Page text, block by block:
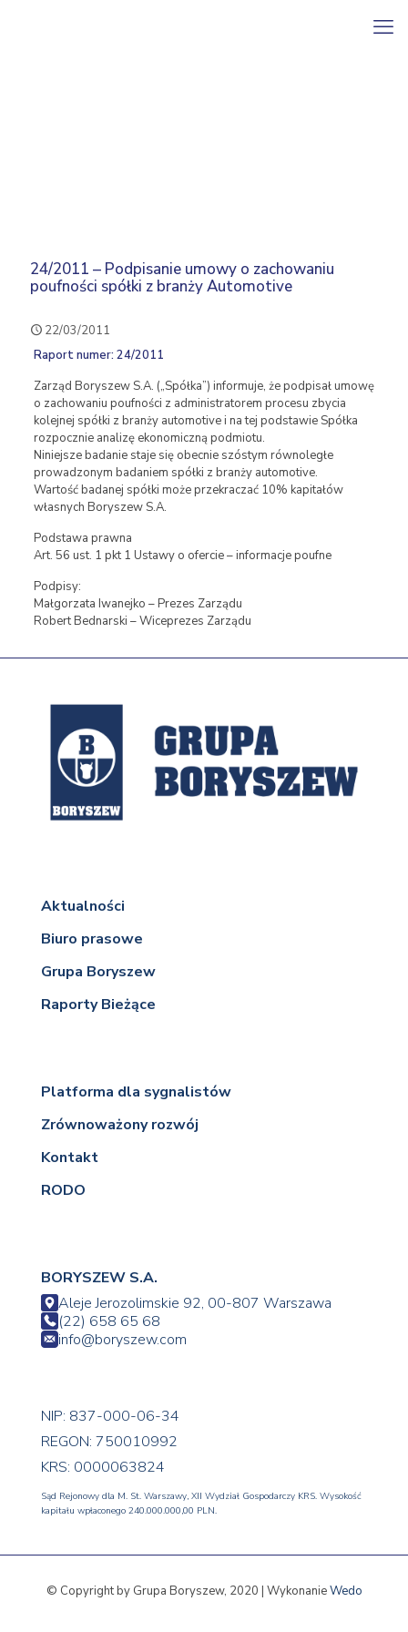
24/2011 – Podpisanie umowy o zachowaniu
poufności spółki z branży Automotive
22/03/2011
Raport numer: 24/2011
Zarząd Boryszew S.A. („Spółka”) informuje, że podpisał umowę
o zachowaniu poufności z administratorem procesu zbycia
kolejnej spółki z branży automotive i na tej podstawie Spółka
rozpocznie analizę ekonomiczną podmiotu.
Niniejsze badanie staje się obecnie szóstym równoległe
prowadzonym badaniem spółki z branży automotive.
Wartość badanej spółki może przekraczać 10% kapitałów
własnych Boryszew S.A.
Podstawa prawna
Art. 56 ust. 1 pkt 1 Ustawy o ofercie – informacje poufne
Podpisy:
Małgorzata Iwanejko – Prezes Zarządu
Robert Bednarski – Wiceprezes Zarządu
Aktualności
Biuro prasowe
Grupa Boryszew
Raporty Bieżące
Platforma dla sygnalistów
Zrównoważony rozwój
Kontakt
RODO
BORYSZEW S.A.
Aleje Jerozolimskie 92, 00-807 Warszawa
(22) 658 65 68
info@boryszew.com
NIP: 837-000-06-34
REGON: 750010992
KRS: 0000063824
Sąd Rejonowy dla M. St. Warszawy, XII Wydział Gospodarczy KRS. Wysokość
kapitału wpłaconego 240.000.000,00 PLN.
© Copyright by Grupa Boryszew, 2020 | WykonanieWedo